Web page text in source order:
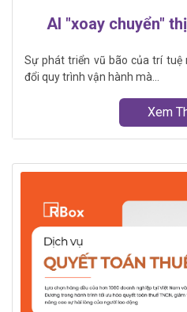
AI "xoay chuyển"
Sự phát triển vũ bão của trí tuệ
đổi quy trình vận hành mà...
Xem